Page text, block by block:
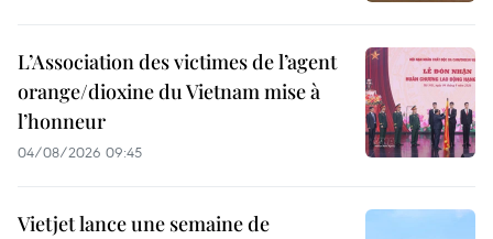
L’Association des victimes de l’agent
orange/dioxine du Vietnam mise à
l’honneur
04/08/2026 09:45
Vietjet lance une semaine de